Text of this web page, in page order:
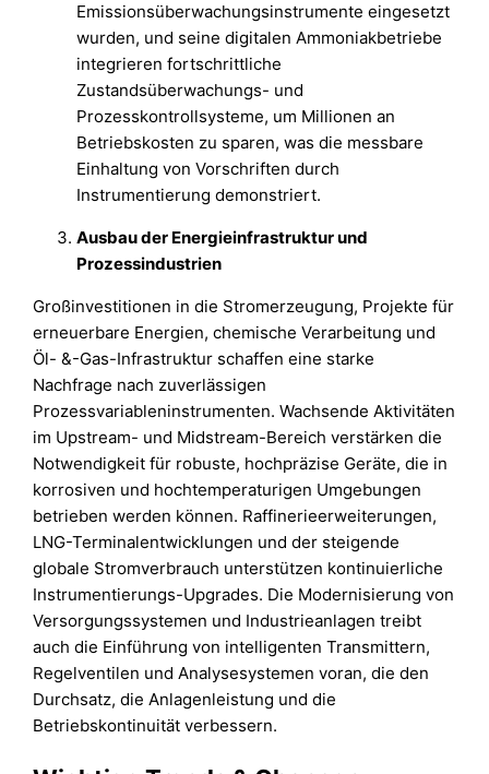
Emissionsüberwachungsinstrumente eingesetzt
wurden, und seine digitalen Ammoniakbetriebe
integrieren fortschrittliche
Zustandsüberwachungs- und
Prozesskontrollsysteme, um Millionen an
Betriebskosten zu sparen, was die messbare
Einhaltung von Vorschriften durch
Instrumentierung demonstriert.
Ausbau der Energieinfrastruktur und
Prozessindustrien
Großinvestitionen in die Stromerzeugung, Projekte für
erneuerbare Energien, chemische Verarbeitung und
Öl- &-Gas-Infrastruktur schaffen eine starke
Nachfrage nach zuverlässigen
Prozessvariableninstrumenten. Wachsende Aktivitäten
im Upstream- und Midstream-Bereich verstärken die
Notwendigkeit für robuste, hochpräzise Geräte, die in
korrosiven und hochtemperaturigen Umgebungen
betrieben werden können. Raffinerieerweiterungen,
LNG-Terminalentwicklungen und der steigende
globale Stromverbrauch unterstützen kontinuierliche
Instrumentierungs-Upgrades. Die Modernisierung von
Versorgungssystemen und Industrieanlagen treibt
auch die Einführung von intelligenten Transmittern,
Regelventilen und Analysesystemen voran, die den
Durchsatz, die Anlagenleistung und die
Betriebskontinuität verbessern.